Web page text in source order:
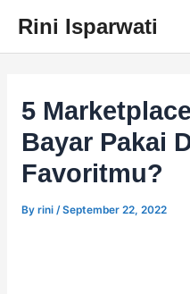
content
Rini Isparwati
5
Bayar Pakai
Favoritmu?
By rini /September 22, 2022